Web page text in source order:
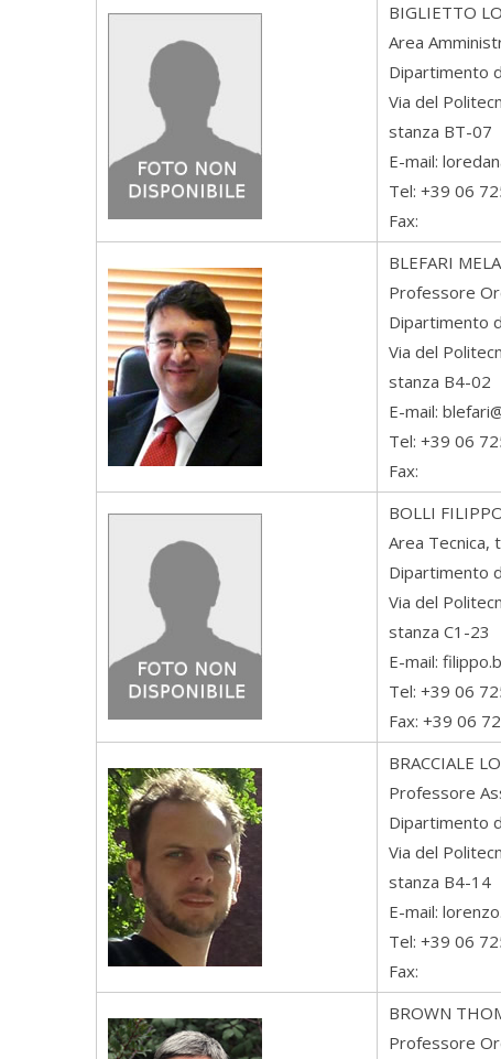
BIGLIETTO
Area
Dipartimento
Via del
stanza BT-07
E-mail:
Tel: +39 06
Fax:
BLEFARI
Professore
Dipartimento
Via del
stanza B4-02
E-mail:
Tel: +39 06
Fax:
BOLLI
Area Tecnica,
Dipartimento
Via del
stanza C1-23
E-mail:
Tel: +39 06
Fax: +39 06
BRACCIALE
Professore
Dipartimento
Via del
stanza B4-14
E-mail:
Tel: +39 06
Fax:
BROWN
Professore